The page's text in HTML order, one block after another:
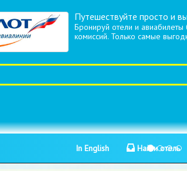
Путешествуйте просто и
Бронируй отели и авиабилеты
комиссий. Только самые
In English Найти отель